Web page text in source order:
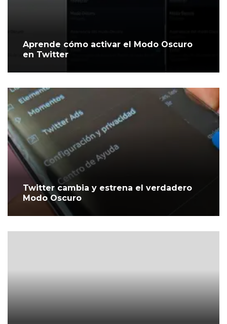
Aprende cómo activar el Modo Oscuro
en Twitter
Twitter cambia y estrena el verdadero
Modo Oscuro